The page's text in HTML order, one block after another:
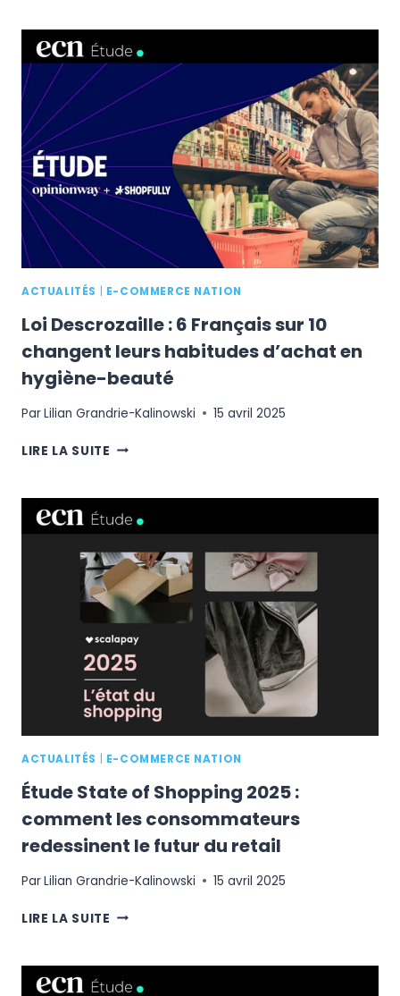
ENSEIGNES
OÙ
FRANÇAIS
DÉPENSENT
EN
2024
QUE
RÉVÈLE
JOKO
ACTUALITÉS E-COMMERCE NATION
Loi Descrozaille : 6 Français sur 10
changent leurs habitudes d’achat en
hygiène-beauté
ParLilian Grandrie-Kalinowski 15 avril 2025
LIRE LA SUITE LOI
6
FRANÇAIS
10
CHANGENT
LEURS
HABITUDES
D’ACHAT
EN
HYGIÈNE-
BEAUTÉ
ACTUALITÉS E-COMMERCE NATION
Étude State of Shopping 2025 :
comment les consommateurs
redessinent le futur du retail
ParLilian Grandrie-Kalinowski 15 avril 2025
LIRE LA SUITE ÉTUDE
SHOPPING
2025